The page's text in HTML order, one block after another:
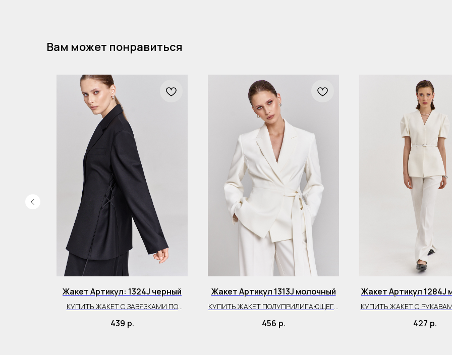
Вам может понравиться
Жакет Артикул: 1324J черный
КУПИТЬ ЖАКЕТ С ЗАВЯЗКАМИ ПО
439 р.
Жакет Артикул 1313J молочный
КУПИТЬ ЖАКЕТ ПОЛУПРИЛИГАЮЩЕГО
456 р.
Жакет Артикул 1284J
КУПИТЬ ЖАКЕТ С
427 р.